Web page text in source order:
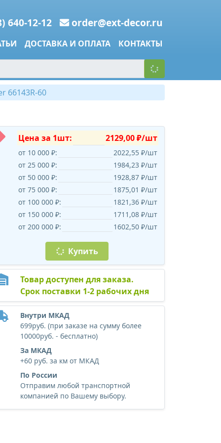
640-12-12 order@ext-decor.ru
ДОСТАВКА И ОПЛАТА КОНТАКТЫ
66143R-60
Цена за 1шт: 2129,00 ₽/шт
от 10 000 ₽:
2022,55 ₽/шт
от 25 000 ₽:
1984,23 ₽/шт
от 50 000 ₽:
1928,87 ₽/шт
от 75 000 ₽:
1875,01 ₽/шт
от 100 000 ₽:
1821,36 ₽/шт
от 150 000 ₽:
1711,08 ₽/шт
от 200 000 ₽:
1602,50 ₽/шт
Купить
Товар доступен для заказа.
Срок поставки 1-2 рабочих дня
Внутри МКАД
699руб. (при заказе на сумму более
10000руб. - бесплатно)
За МКАД
+60 руб. за км от МКАД
По России
Отправим любой транспортной
компанией по Вашему выбору.